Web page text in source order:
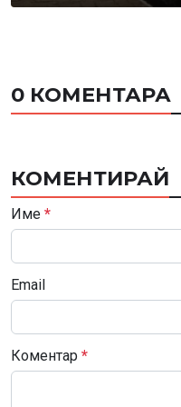
0 КОМЕНТАРА
КОМЕНТИРАЙ
Име *
Email
Коментар *